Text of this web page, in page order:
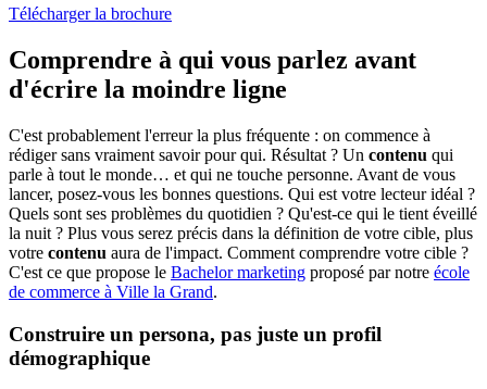
Télécharger la brochure
Comprendre à qui vous parlez avant
d'écrire la moindre ligne
C'est probablement l'erreur la plus fréquente : on commence à
rédiger sans vraiment savoir pour qui. Résultat ? Un contenu qui
parle à tout le monde… et qui ne touche personne. Avant de vous
lancer, posez-vous les bonnes questions. Qui est votre lecteur idéal ?
Quels sont ses problèmes du quotidien ? Qu'est-ce qui le tient éveillé
la nuit ? Plus vous serez précis dans la définition de votre cible, plus
votre contenu aura de l'impact. Comment comprendre votre cible ?
C'est ce que propose le Bachelor marketing proposé par notre école
de commerce à Ville la Grand.
Construire un persona, pas juste un profil
démographique